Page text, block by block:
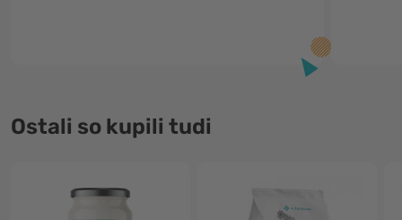
Ostali so kupili tudi